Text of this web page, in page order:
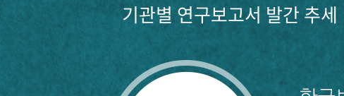
기관별 연구보고서 발간 추세